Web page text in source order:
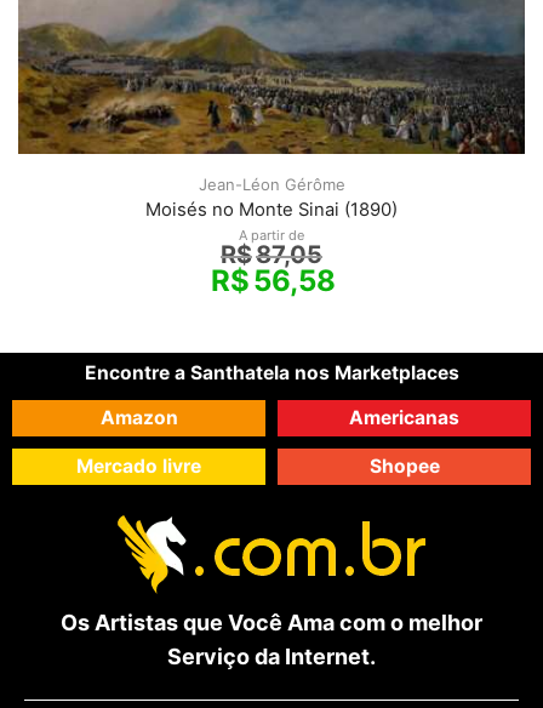
Jean-Léon Gérôme
Moisés no Monte Sinai (1890)
A partir de
R$87,05
R$56,58
Encontre a Santhatela nos Marketplaces
Amazon
Americanas
Mercado livre Shopee
Os Artistas que Você Ama com o melhor
Serviço da Internet.